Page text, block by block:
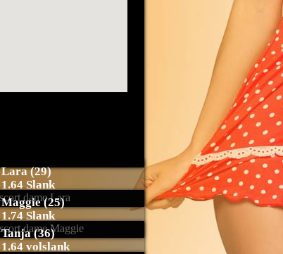
Lara (29)
1.64 Slank
Maggie (25)
1.74 Slank
Tanja (36)
1.64 volslank